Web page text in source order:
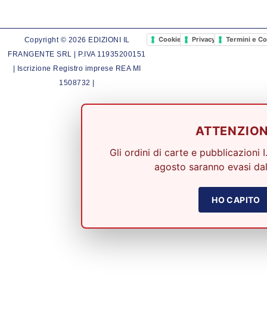
Copyright © 2026 EDIZIONI IL
FRANGENTE SRL | P.IVA 11935200151
| Iscrizione Registro imprese REA MI
1508732 |
Cookie PolicyPrivacy PolicyTermini e
Gli ordini di carte e pubblicazioni
agosto saranno evasi
HO CAPITO